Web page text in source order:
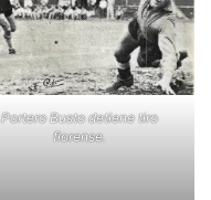
Portero Busto detiene tiro
florense.